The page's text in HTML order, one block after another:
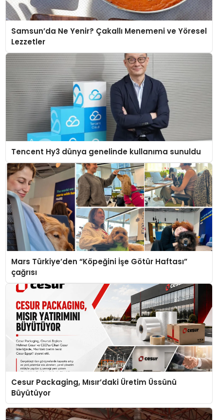
Samsun’da Ne Yenir? Çakallı Menemeni ve Yöresel
Lezzetler
Tencent Hy3 dünya genelinde kullanıma sunuldu
Mars Türkiye’den “Köpeğini İşe Götür Haftası”
çağrısı
Cesur Packaging, Mısır’daki Üretim Üssünü
Büyütüyor